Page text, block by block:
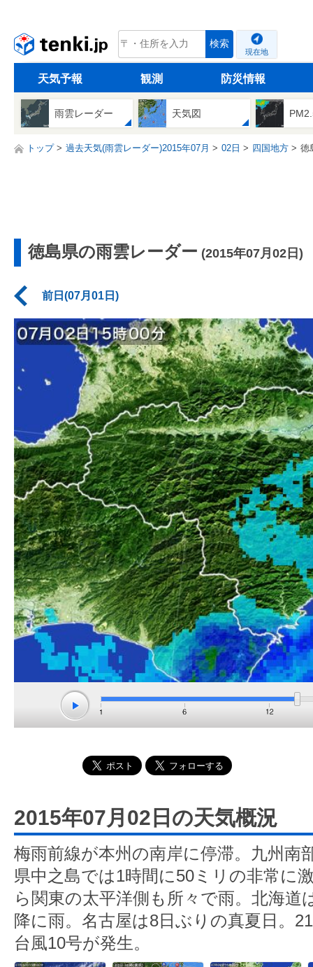
tenki.jp 検索
現在地
天気予報 観測 防災情報
雨雲レーダー 天気図
トップ 過去天気(雨雲レーダー)2015年07月 02日 四国地方 徳
徳島県の雨雲レーダー (2015年07月02日)
前日(07月01日)
2015年07月02日の天気概況
梅雨前線が本州の南岸に停滞。九州南
県中之島では1時間に50ミリの非常に
ら関東の太平洋側も所々で雨。北海道
降に雨。名古屋は8日ぶりの真夏日。
台風10号が発生。